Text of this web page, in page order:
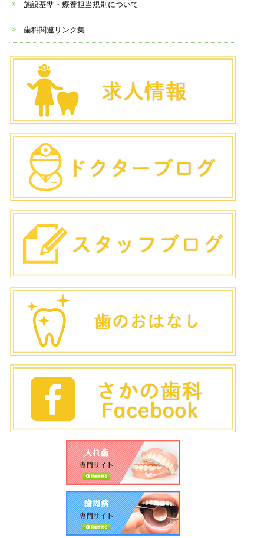
施設基準・療養担当規則について
歯科関連リンク集